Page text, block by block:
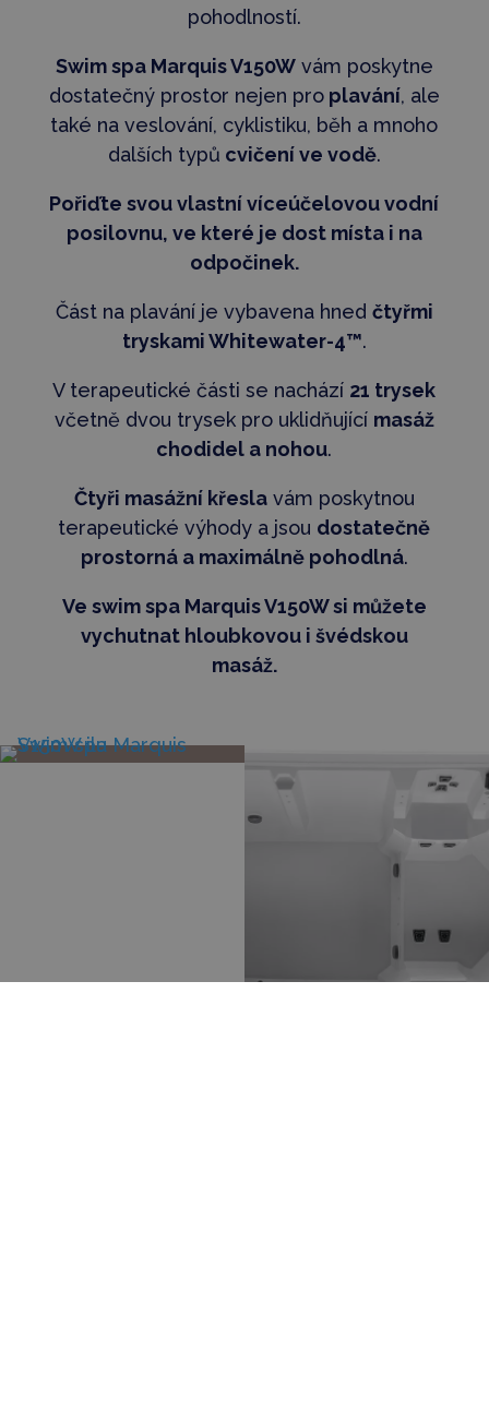
pohodlností.
Swim spa Marquis V150Wvám poskytne
dostatečný prostor nejen proplavání, ale
také na veslování, cyklistiku, běh a mnoho
dalších typů cvičení ve vodě.
Pořiďte svou vlastní víceúčelovou vodní
posilovnu, ve které je dost místa i na
odpočinek.
Část na plavání je vybavena hned čtyřmi
tryskami Whitewater-4™.
V terapeutické části se nachází 21 trysek
včetně dvou trysek pro uklidňující masáž
chodidel a nohou.
Čtyři masážní křeslavám poskytnou
terapeutické výhody a jsou dostatečně
prostorná a maximálně pohodlná.
Ve swim spa Marquis V150W si můžete
vychutnat hloubkovou i švédskou
masáž.